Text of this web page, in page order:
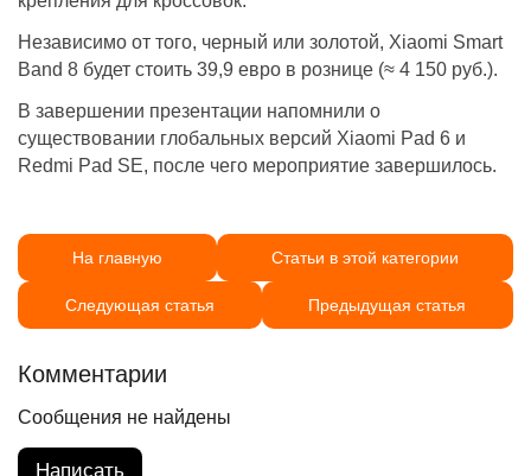
Независимо от того, черный или золотой, Xiaomi Smart
Band 8 будет стоить 39,9 евро в рознице (≈ 4 150 руб.).
В завершении презентации напомнили о
существовании глобальных версий Xiaomi Pad 6 и
Redmi Pad SE, после чего мероприятие завершилось.
На главную Статьи в этой категории
Следующая статья Предыдущая статья
Комментарии
Сообщения не найдены
Написать